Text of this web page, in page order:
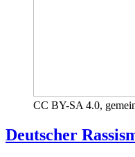
CC BY-SA 4.0,
Deutscher